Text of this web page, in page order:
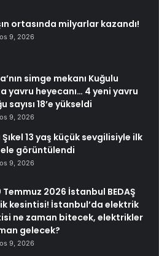
ortasında milyarlar kazandı!
9, 2026
simge mekanı Kuğulu
yavru heyecanı… 4 yeni yavru
sayısı 18’e yükseldi
9, 2026
13 yaş küçük sevgilisiyle ilk
ele görüntülendi
9, 2026
2026 İstanbul BEDAŞ
kesintisi! İstanbul’da elektrik
ne zaman bitecek, elektrikler
gelecek?
9, 2026